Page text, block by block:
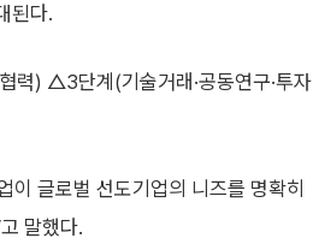
된다.
력) △3단계(기술거래·공동연구·투자
글로벌 선도기업의 니즈를 명확히
말했다.